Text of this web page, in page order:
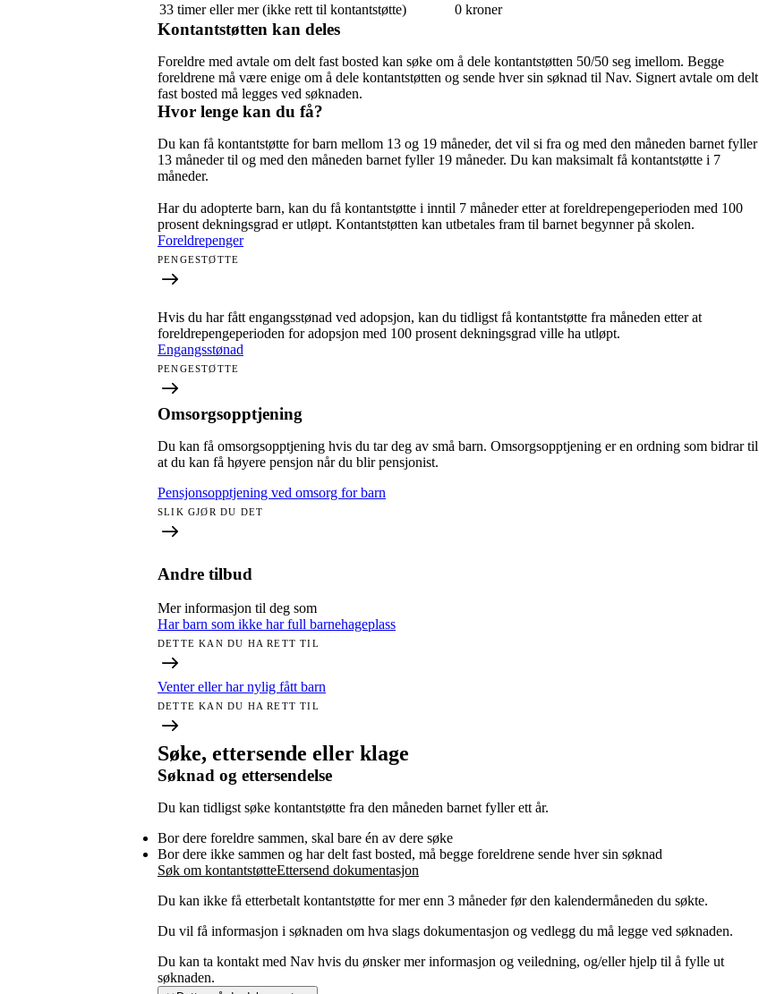
33 timer eller mer (ikke rett til kontantstøtte)
0 kroner
Kontantstøtten kan deles
Foreldre med avtale om delt fast bosted kan søke om å dele kontantstøtten 50/50 seg imellom. Begge
foreldrene må være enige om å dele kontantstøtten og sende hver sin søknad til Nav. Signert avtale om delt
fast bosted må legges ved søknaden.
Hvor lenge kan du få?
Du kan få kontantstøtte for barn mellom 13 og 19 måneder, det vil si fra og med den måneden barnet fyller
13 måneder til og med den måneden barnet fyller 19 måneder. Du kan maksimalt få kontantstøtte i 7
måneder.
Har du adopterte barn, kan du få kontantstøtte i inntil 7 måneder etter at foreldrepengeperioden med 100
prosent dekningsgrad er utløpt. Kontantstøtten kan utbetales fram til barnet begynner på skolen.
Foreldrepenger
PENGESTØTTE
Hvis du har fått engangsstønad ved adopsjon, kan du tidligst få kontantstøtte fra måneden etter at
foreldrepengeperioden for adopsjon med 100 prosent dekningsgrad ville ha utløpt.
Engangsstønad
PENGESTØTTE
Omsorgsopptjening
Du kan få omsorgsopptjening hvis du tar deg av små barn. Omsorgsopptjening er en ordning som bidrar til
at du kan få høyere pensjon når du blir pensjonist.
Pensjonsopptjening ved omsorg for barn
SLIK GJØR DU DET
Andre tilbud
Mer informasjon til deg som
Har barn som ikke har full barnehageplass
DETTE KAN DU HA RETT TIL
Venter eller har nylig fått barn
DETTE KAN DU HA RETT TIL
Søke, ettersende eller klage
Søknad og ettersendelse
Du kan tidligst søke kontantstøtte fra den måneden barnet fyller ett år.
Bor dere foreldre sammen, skal bare én av dere søke
Bor dere ikke sammen og har delt fast bosted, må begge foreldrene sende hver sin søknad
Søk om kontantstøtteEttersend dokumentasjon
Du kan ikke få etterbetalt kontantstøtte for mer enn 3 måneder før den kalendermåneden du søkte.
Du vil få informasjon i søknaden om hva slags dokumentasjon og vedlegg du må legge ved søknaden.
Du kan ta kontakt med Nav hvis du ønsker mer informasjon og veiledning, og/eller hjelp til å fylle ut
søknaden.